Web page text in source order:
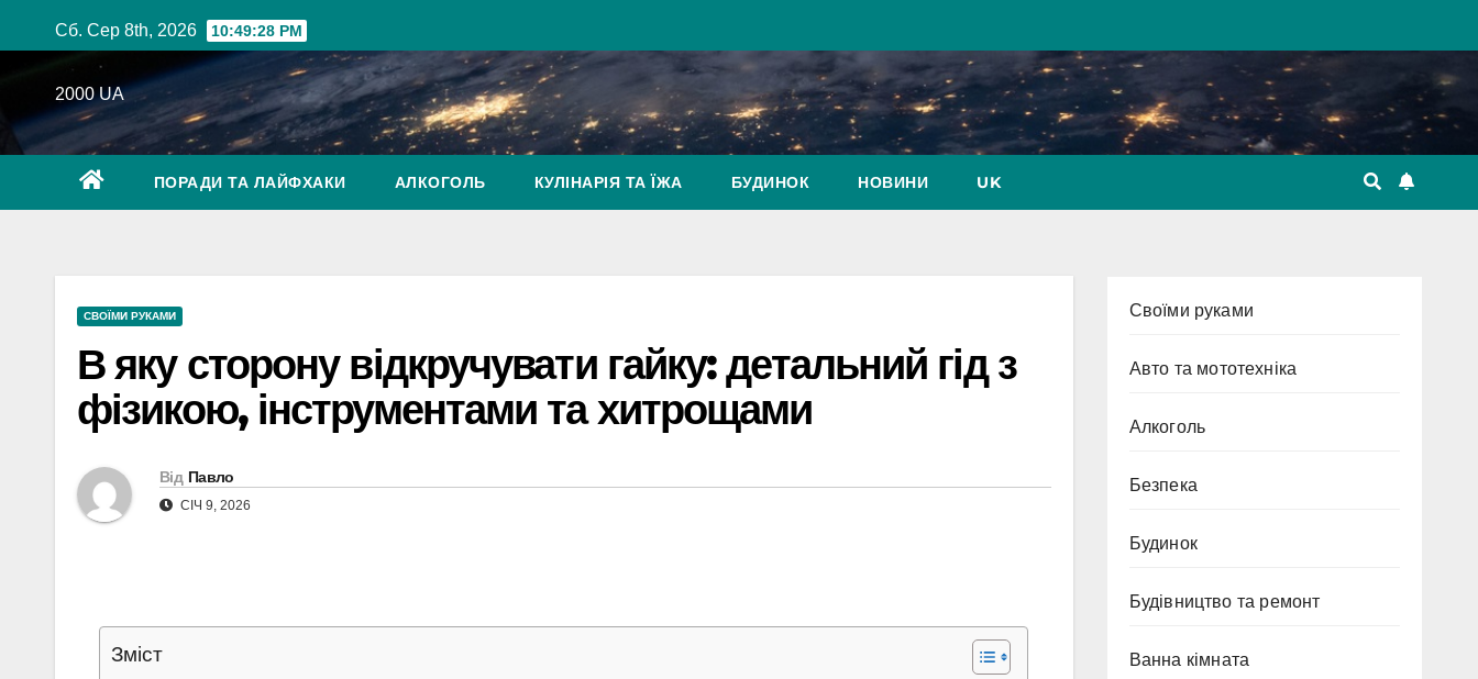
до
Сб. Сер 8th, 2026 10:49:29 PM
2000 UA
ПОРАДИ ТА ЛАЙФХАКИ АЛКОГОЛЬ КУЛІНАРІЯ ТА ЇЖА БУДИНОК НОВИНИ UK
CВОЇМИ РУКАМИ
В яку сторону відкручувати гайку: детальний гід з
фізикою, інструментами та хитрощами
Від Павло
СІЧ 9, 2026
Зміст
Cвоїми руками
Авто та мототехніка
Алкоголь
Безпека
Будинок
Будівництво та ремонт
Ванна кімната